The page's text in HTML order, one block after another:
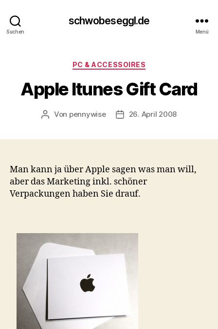
Suchen
schwobeseggl.de
Menü
Kategorien
PC & ACCESSOIRES
Apple Itunes Gift Card
Beitragsautor
Von pennywise Veröffentlichungsdatum
26. April 2008
Man kann ja über Apple sagen was man will,
aber das Marketing inkl. schöner
Verpackungen haben Sie drauf.